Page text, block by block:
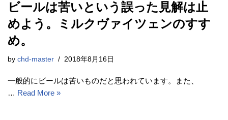
ビールは苦いという誤った見解は止
めよう。ミルクヴァイツェンのすす
め。
by chd-master 2018年8月16日
一般的にビールは苦いものだと思われています。また、
… Read More »